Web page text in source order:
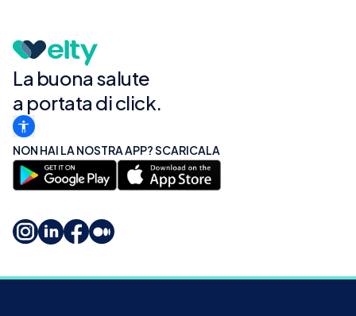
La buona salute
a portata di click.
NON HAI LA NOSTRA APP? SCARICALA